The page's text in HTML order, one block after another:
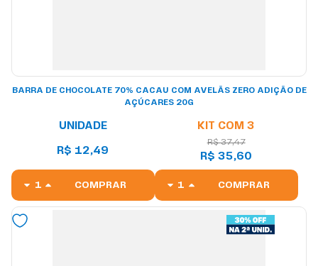
BARRA DE CHOCOLATE 70% CACAU COM AVELÃS ZERO ADIÇÃO DE
AÇÚCARES 20G
UNIDADE
R$ 12,49
COMPRAR
KIT COM 3
R$ 37,47
R$ 35,60
COMPRAR